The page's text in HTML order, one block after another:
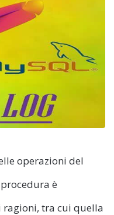
operazioni del
è
ragioni, tra cui quella